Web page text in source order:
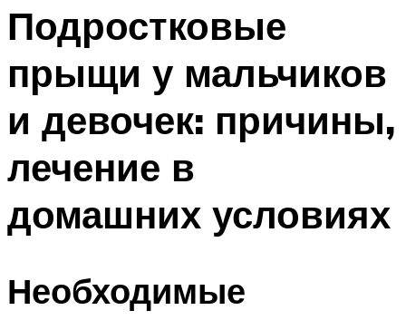
Подростковые
прыщи у мальчиков
и девочек: причины,
лечение в
домашних условиях
Необходимые